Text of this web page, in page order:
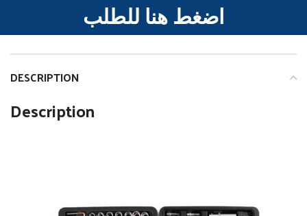
اضغط هنا للطلب
DESCRIPTION
Description